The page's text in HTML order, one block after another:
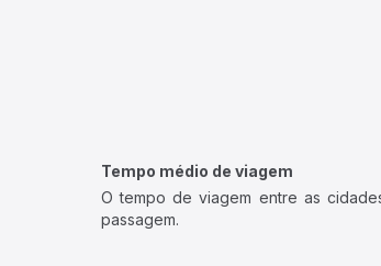
Tempo médio de viagem
O tempo de viagem entre as
passagem.